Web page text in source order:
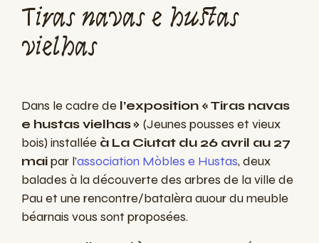
Tiras navas e hustas
vielhas
Dans le cadre de l’exposition « Tiras navas
e hustas vielhas » (Jeunes pousses et vieux
bois) installée à La Ciutat du 26 avril au 27
maipar l’association Mòbles e Hustas, deux
balades à la découverte des arbres de la ville de
Pau et une rencontre/batalèra auour du meuble
béarnais vous sont proposées.